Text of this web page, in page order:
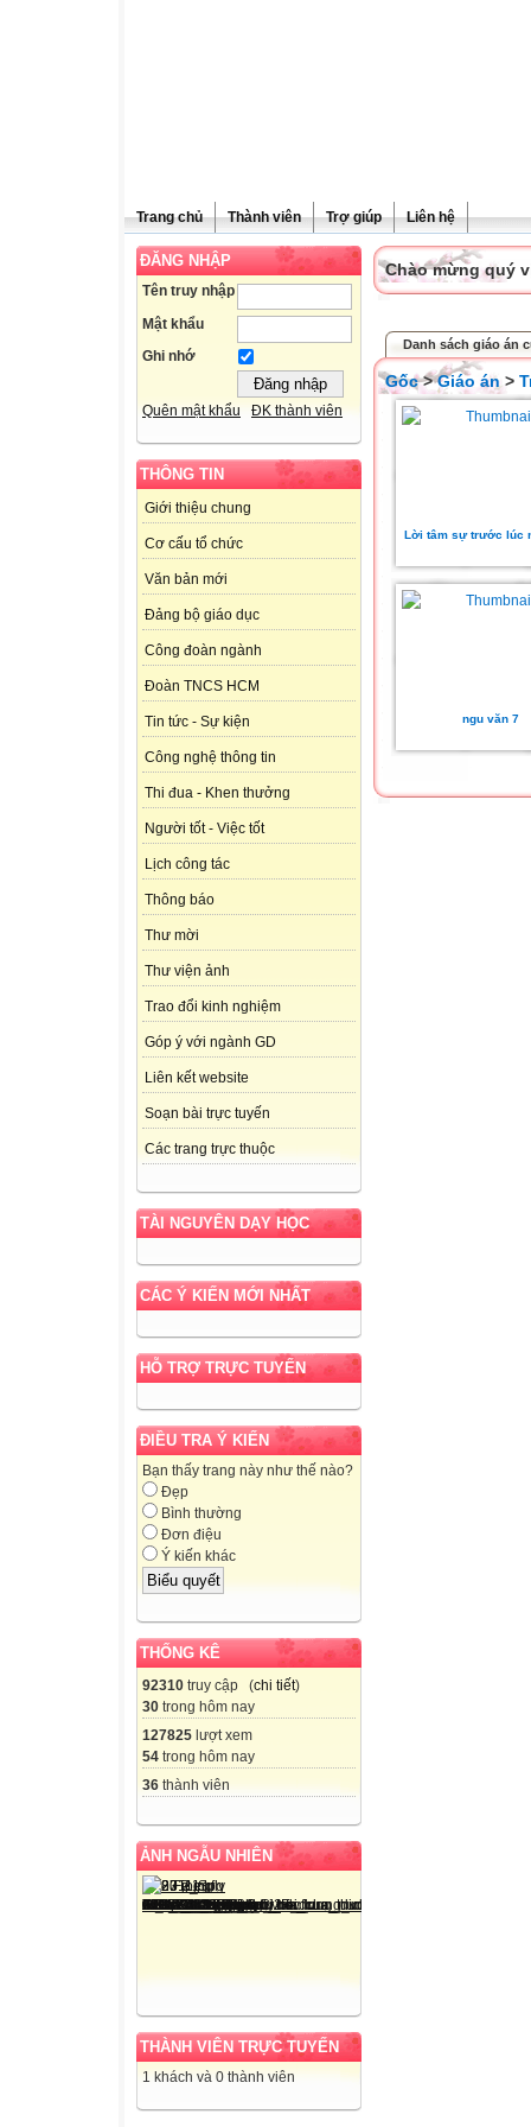
Trang chủ Thành viên Trợ giúp Liên hệ
ĐĂNG NHẬP
Tên truy nhập
Mật khẩu
Ghi nhớ
Quên mật khẩu ĐK thành viên
THÔNG TIN
Giới thiệu chung
Cơ cấu tổ chức
Văn bản mới
Đảng bộ giáo dục
Công đoàn ngành
Đoàn TNCS HCM
Tin tức - Sự kiện
Công nghệ thông tin
Thi đua - Khen thưởng
Người tốt - Việc tốt
Lịch công tác
Thông báo
Thư mời
Thư viện ảnh
Trao đổi kinh nghiệm
Góp ý với ngành GD
Liên kết website
Soạn bài trực tuyến
Các trang trực thuộc
TÀI NGUYÊN DẠY HỌC
CÁC Ý KIẾN MỚI NHẤT
HỖ TRỢ TRỰC TUYẾN
ĐIỀU TRA Ý KIẾN
Bạn thấy trang này như thế nào?
Đẹp
Bình thường
Đơn điệu
Ý kiến khác
THỐNG KÊ
92310 truy cập (chi tiết)
30 trong hôm nay
127825 lượt xem
54 trong hôm nay
36 thành viên
ẢNH NGẪU NHIÊN
THÀNH VIÊN TRỰC TUYẾN
1 khách và 0 thành viên
Chào mừng quý
Danh sách giáo án
Gốc>Giáo án >
Lời tâm sự trước lúc
ngu văn 7